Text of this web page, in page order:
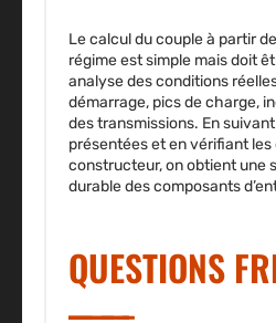
Le calcul du couple à partir
régime est simple mais doit
analyse des conditions
démarrage, pics de charge,
des transmissions. En
présentées et en vérifiant les
constructeur, on obtient une
durable des composants
QUESTIONS